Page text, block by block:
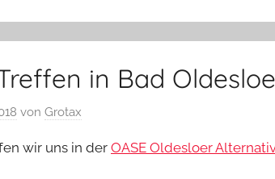
in Bad Oldesloe
von Grotax
wir uns in der OASE Oldesloer